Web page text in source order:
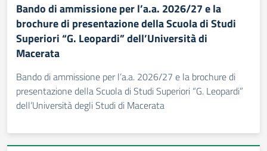
Bando di ammissione per l’a.a. 2026/27 e la
brochure di presentazione della Scuola di Studi
Superiori “G. Leopardi” dell’Università di
Macerata
Bando di ammissione per l’a.a. 2026/27 e la brochure di
presentazione della Scuola di Studi Superiori “G. Leopardi”
dell’Università degli Studi di Macerata